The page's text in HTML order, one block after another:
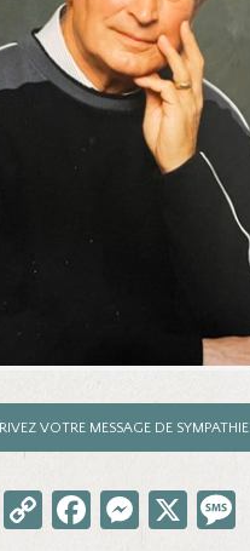
VOTRE MESSAGE DE SYMPATHIE
E
C
Fa
M
X